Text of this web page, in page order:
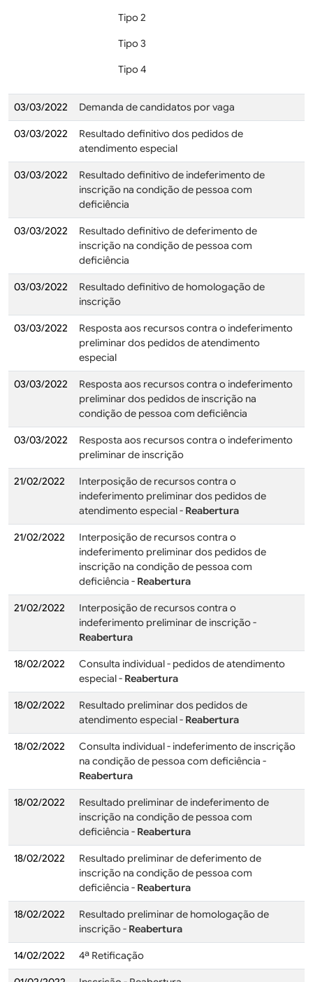
Tipo 2
Tipo 3
Tipo 4
03/03/2022 Demanda de candidatos por vaga
03/03/2022
Resultado definitivo dos pedidos de
atendimento especial
03/03/2022
Resultado definitivo de indeferimento de
inscrição na condição de pessoa com
deficiência
03/03/2022
Resultado definitivo de deferimento de
inscrição na condição de pessoa com
deficiência
03/03/2022
Resultado definitivo de homologação de
inscrição
03/03/2022
Resposta aos recursos contra o indeferimento
preliminar dos pedidos de atendimento
especial
03/03/2022
Resposta aos recursos contra o indeferimento
preliminar dos pedidos de inscrição na
condição de pessoa com deficiência
03/03/2022
Resposta aos recursos contra o indeferimento
preliminar de inscrição
21/02/2022
Interposição de recursos contra o
indeferimento preliminar dos pedidos de
atendimento especial - Reabertura
21/02/2022
Interposição de recursos contra o
indeferimento preliminar dos pedidos de
inscrição na condição de pessoa com
deficiência - Reabertura
21/02/2022
Interposição de recursos contra o
indeferimento preliminar de inscrição -
Reabertura
18/02/2022
Consulta individual - pedidos de atendimento
especial - Reabertura
18/02/2022
Resultado preliminar dos pedidos de
atendimento especial - Reabertura
18/02/2022
Consulta individual - indeferimento de inscrição
na condição de pessoa com deficiência -
Reabertura
18/02/2022
Resultado preliminar de indeferimento de
inscrição na condição de pessoa com
deficiência - Reabertura
18/02/2022
Resultado preliminar de deferimento de
inscrição na condição de pessoa com
deficiência - Reabertura
18/02/2022
Resultado preliminar de homologação de
inscrição - Reabertura
14/02/2022 4ª Retificação